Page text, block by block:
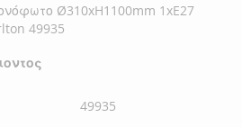
Ø310xH1100mm 1xE27
49935
49935